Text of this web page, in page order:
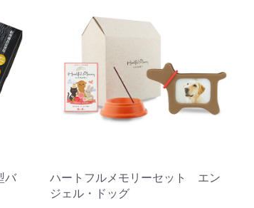
バ
ハートフルメモリーセット エン
ジェル・ドッグ